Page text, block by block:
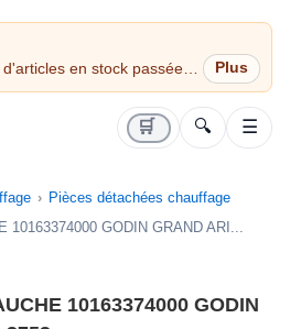
en stock passées
le jour même (jours
🛒 🔍 ☰
Pièces détachées chauffage
10163374000 GODIN GRAND ARI...
10163374000 GODIN